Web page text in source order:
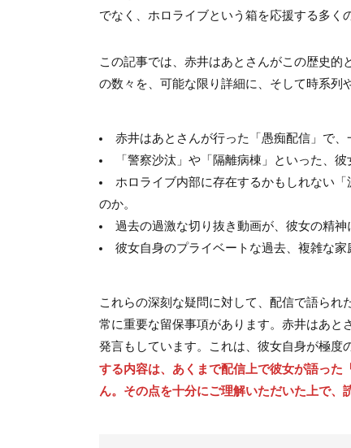
でなく、ホロライブという箱を応援する多く
この記事では、赤井はあとさんがこの歴史
の数々を、可能な限り詳細に、そして時系列
赤井はあとさんが行った「愚痴配信」で
「警察沙汰」や「隔離病棟」といった、
ホロライブ内部に存在するかもしれない
のか。
過去の過激な切り抜き動画が、彼女の精
彼女自身のプライベートな過去、複雑な
これらの深刻な疑問に対して、配信で語ら
常に重要な留保事項があります。赤井はあと
発言もしています。これは、彼女自身が極度
する内容は、あくまで配信上で彼女が語った
ん。その点を十分にご理解いただいた上で、